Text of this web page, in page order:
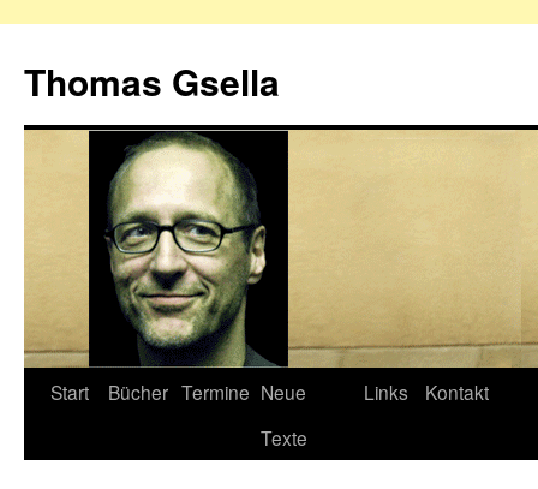
springen
Thomas Gsella
Start Bücher Termine Neue
Texte
Links Kontakt